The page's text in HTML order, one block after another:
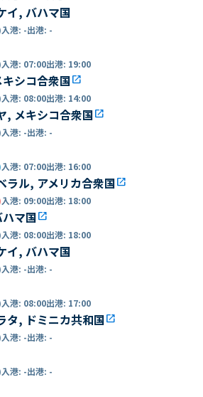
イ, バハマ国
入港: -出港: -
入港: 07:00出港: 19:00
シコ合衆国open_in_new
入港: 08:00出港: 14:00
, メキシコ合衆国open_in_new
入港: -出港: -
入港: 07:00出港: 16:00
ラル, アメリカ合衆国open_in_new
入港: 09:00出港: 18:00
マ国open_in_new
入港: 08:00出港: 18:00
イ, バハマ国
入港: -出港: -
入港: 08:00出港: 17:00
タ, ドミニカ共和国open_in_new
入港: -出港: -
入港: -出港: -